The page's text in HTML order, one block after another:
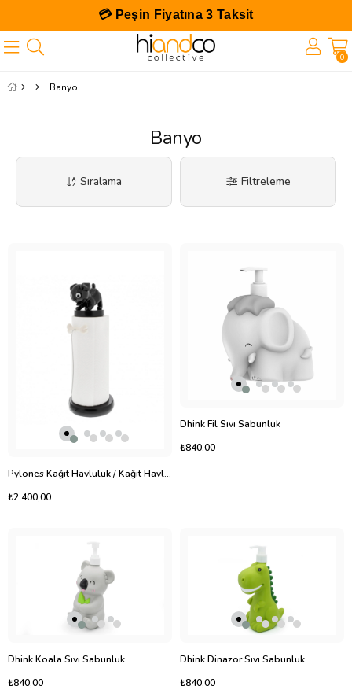
💳 Peşin Fiyatına 3 Taksit
0
Banyo
Banyo
Filtreleme
Sıralama
Pylones Kağıt Havluluk / Kağıt Havlu Tutucu - Clean'up
₺2.400,00
Dhink Fil Sıvı Sabunluk
₺840,00
Dhink Koala Sıvı Sabunluk
₺840,00
Dhink Dinazor Sıvı Sabunluk
₺840,00